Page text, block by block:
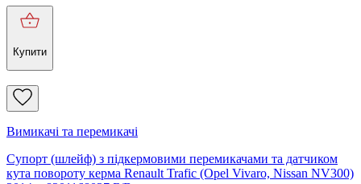
Купити
Вимикачі та перемикачі
Супорт (шлейф) з підкермовими перемикачами та датчиком
кута повороту керма Renault Trafic (Opel Vivaro, Nissan NV300)